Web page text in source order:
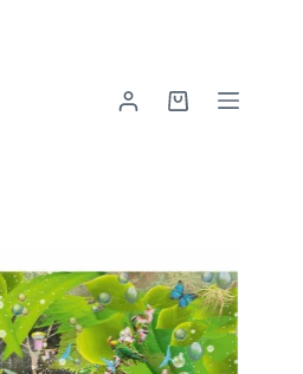
Ostoskori